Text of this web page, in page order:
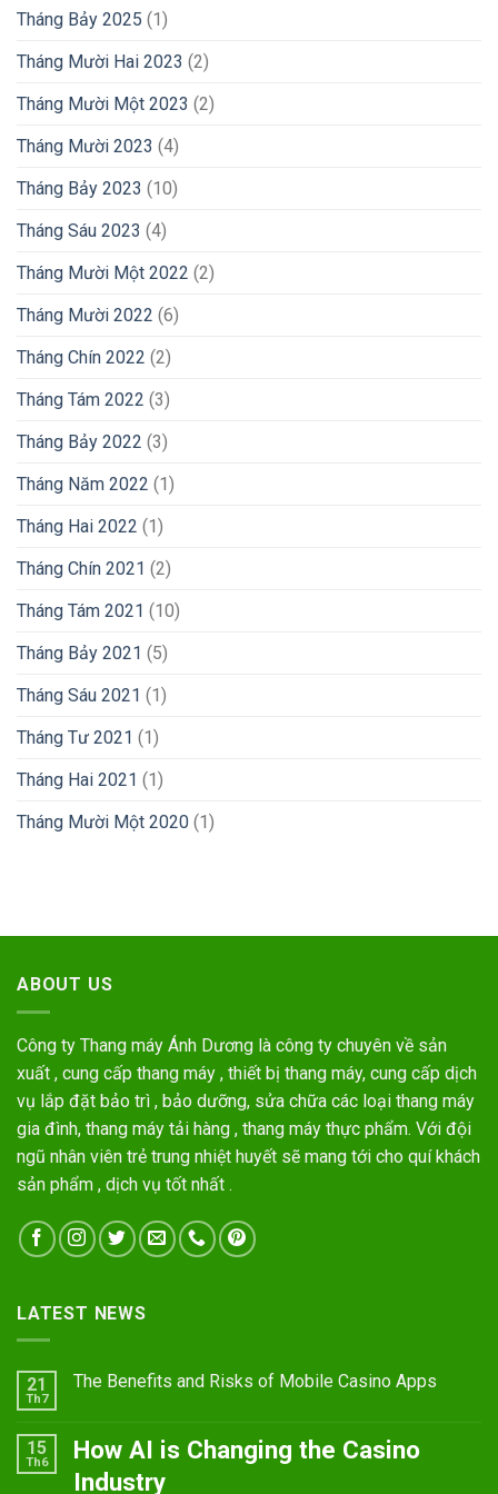
Tháng Bảy 2025 (1)
Tháng Mười Hai 2023 (2)
Tháng Mười Một 2023 (2)
Tháng Mười 2023 (4)
Tháng Bảy 2023 (10)
Tháng Sáu 2023 (4)
Tháng Mười Một 2022 (2)
Tháng Mười 2022 (6)
Tháng Chín 2022 (2)
Tháng Tám 2022 (3)
Tháng Bảy 2022 (3)
Tháng Năm 2022 (1)
Tháng Hai 2022 (1)
Tháng Chín 2021 (2)
Tháng Tám 2021 (10)
Tháng Bảy 2021 (5)
Tháng Sáu 2021 (1)
Tháng Tư 2021 (1)
Tháng Hai 2021 (1)
Tháng Mười Một 2020 (1)
ABOUT US
Công ty Thang máy Ánh Dương là công ty chuyên về sản
xuất , cung cấp thang máy , thiết bị thang máy, cung cấp dịch
vụ lắp đặt bảo trì , bảo dưỡng, sửa chữa các loại thang máy
gia đình, thang máy tải hàng , thang máy thực phẩm. Với đội
ngũ nhân viên trẻ trung nhiệt huyết sẽ mang tới cho quí khách
sản phẩm , dịch vụ tốt nhất .
LATEST NEWS
21
Th7
The Benefits and Risks of Mobile Casino Apps
15
Th6
How AI is Changing the Casino
Industry